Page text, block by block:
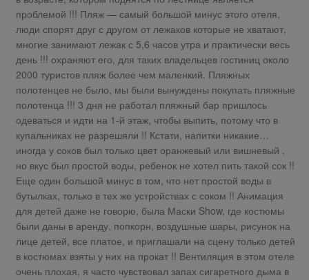
проблемой !!! Пляж — самый большой минус этого отеля,
люди спорят друг с другом от лежаков которые не хватают,
многие занимают лежак с 5,6 часов утра и практически весь
день !!! охраняют его, для таких владельцев гостиниц около
2000 туристов пляж более чем маленкий. Пляжных
полотенцев не было, мы были вынуждены покупать пляжные
полотенца !!! 3 дня не работал пляжный бар пришлось
одеваться и идти на 1-й этаж, чтобы выпить, потому что в
купальниках не разрешяли !! Кстати, напитки никакие…
иногда у соков был только цвет оранжевый или вишневый ,
но вкус был простой воды, ребенок не хотел пить такой сок !!
Еще один большой минус в том, что нет простой воды в
бутылках, только в тех же устройствах с соком !! Анимация
для детей даже не говорю, была Маски Show, где костюмы
были даны в аренду, попкорн, воздушные шары, рисунок на
лице детей, все платое, и приглашали на сцену только детей
в костюмах взяты у них на прокат !! Вентиляция в этом отеле
очень плохая, я часто чувствовал запах сигаретного дыма в